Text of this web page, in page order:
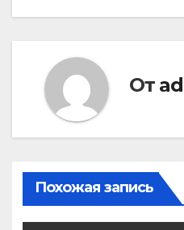
От
Похожая запись